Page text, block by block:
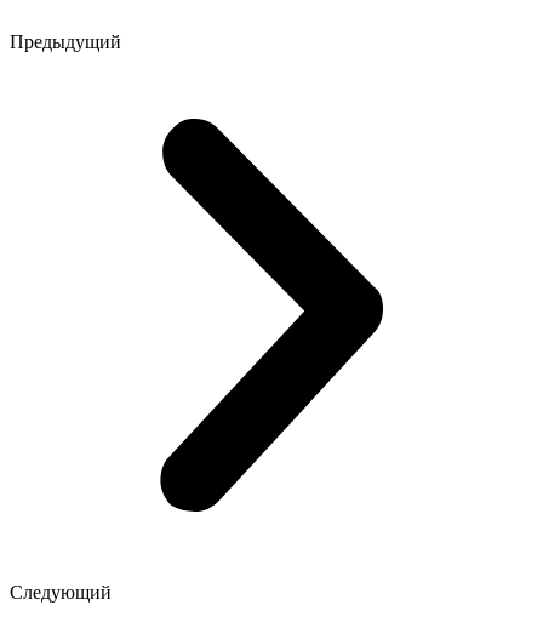
Предыдущий
Следующий